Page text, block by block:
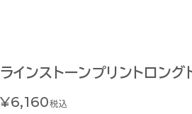
ラインストーンプリントロング
¥6,160税込